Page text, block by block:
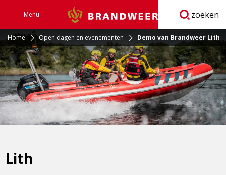
Menu Brandweer zoeken
Home Open dagen en evenementen Demo van Brandweer Lith
Lith